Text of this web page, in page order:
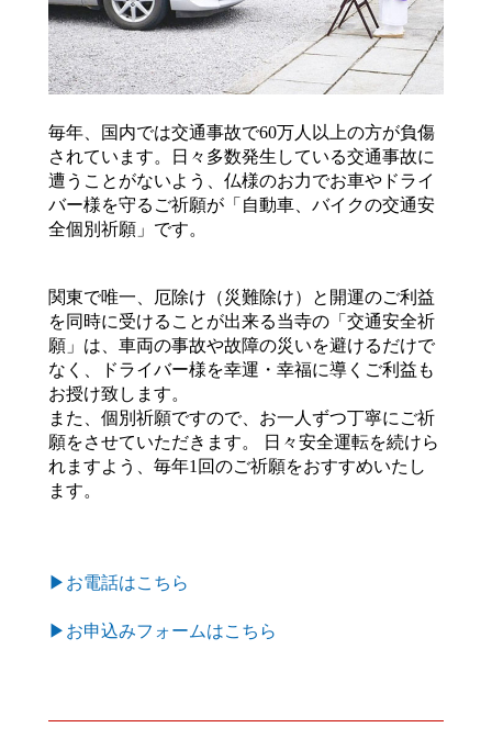
毎年、国内では交通事故で60万人以上の方が負傷
されています。日々多数発生している交通事故に
遭うことがないよう、仏様のお力でお車やドライ
バー様を守るご祈願が「自動車、バイクの交通安
全個別祈願」です。
関東で唯一、厄除け（災難除け）と開運のご利益
を同時に受けることが出来る当寺の「交通安全祈
願」は、車両の事故や故障の災いを避けるだけで
なく、ドライバー様を幸運・幸福に導くご利益も
お授け致します。
また、個別祈願ですので、お一人ずつ丁寧にご祈
願をさせていただきます。 日々安全運転を続けら
れますよう、毎年1回のご祈願をおすすめいたし
ます。
▶お電話はこちら
▶お申込みフォームはこちら